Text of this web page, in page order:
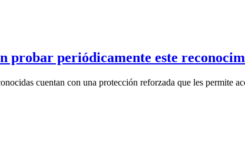
probar periódicamente este
cuentan con una protección reforzada que les permite